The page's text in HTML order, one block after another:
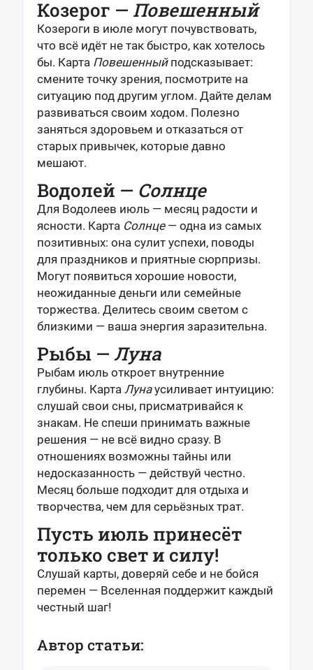
Козерог — Повешенный
Козероги в июле могут почувствовать,
что всё идёт не так быстро, как хотелось
бы. Карта Повешенныйподсказывает:
смените точку зрения, посмотрите на
ситуацию под другим углом. Дайте делам
развиваться своим ходом. Полезно
заняться здоровьем и отказаться от
старых привычек, которые давно
мешают.
Водолей — Солнце
Для Водолеев июль — месяц радости и
ясности. Карта Солнце— одна из самых
позитивных: она сулит успехи, поводы
для праздников и приятные сюрпризы.
Могут появиться хорошие новости,
неожиданные деньги или семейные
торжества. Делитесь своим светом с
близкими — ваша энергия заразительна.
Рыбы — Луна
Рыбам июль откроет внутренние
глубины. Карта Лунаусиливает интуицию:
слушай свои сны, присматривайся к
знакам. Не спеши принимать важные
решения — не всё видно сразу. В
отношениях возможны тайны или
недосказанность — действуй честно.
Месяц больше подходит для отдыха и
творчества, чем для серьёзных трат.
Пусть июль принесёт
только свет и силу!
Слушай карты, доверяй себе и не бойся
перемен — Вселенная поддержит каждый
честный шаг!
Автор статьи: